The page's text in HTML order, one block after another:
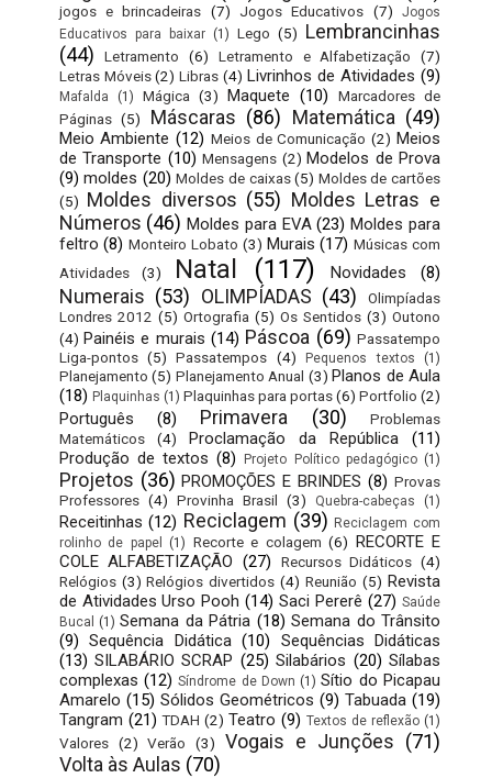
jogos e brincadeiras (7) Jogos Educativos (7)
Jogos
Educativos para baixar (1) Lego (5) Lembrancinhas
(44)
Letramento (6) Letramento e Alfabetização
(7)
Letras Móveis (2) Libras (4) Livrinhos de Atividades (9)
Mafalda (1) Mágica (3) Maquete (10)
Marcadores de
Páginas (5) Máscaras (86) Matemática (49)
Meio Ambiente (12) Meios de Comunicação (2) Meios
de Transporte (10) Mensagens (2) Modelos de Prova
(9) moldes (20) Moldes de caixas (5) Moldes de cartões
(5) Moldes diversos (55) Moldes Letras e
Números (46) Moldes para EVA (23) Moldes para
feltro (8) Monteiro Lobato (3) Murais (17) Músicas com
Atividades
(3) Natal (117) Novidades (8)
Numerais (53) OLIMPÍADAS (43)
Olimpíadas
Londres 2012 (5) Ortografia (5) Os Sentidos (3) Outono
(4) Painéis e murais (14) Páscoa (69) Passatempo
Liga-pontos (5) Passatempos (4) Pequenos textos (1)
Planejamento (5) Planejamento Anual (3) Planos de Aula
(18) Plaquinhas (1) Plaquinhas para portas(6) Portfolio (2)
Português (8) Primavera (30)
Problemas
Matemáticos
(4) Proclamação da República
(11)
Produção de textos (8) Projeto Político pedagógico (1)
Projetos (36) PROMOÇÕES E BRINDES (8) Provas
Professores (4) Provinha Brasil (3) Quebra-cabeças (1)
Receitinhas (12) Reciclagem (39) Reciclagem com
rolinho de papel
(1) Recorte e colagem (6)
RECORTE E
COLE ALFABETIZAÇÃO (27) Recursos Didáticos (4)
Relógios (3) Relógios divertidos (4) Reunião (5) Revista
de Atividades Urso Pooh (14) Saci Pererê (27) Saúde
Bucal
(1) Semana da Pátria (18) Semana do Trânsito
(9) Sequência Didática (10)
Sequências Didáticas
(13) SILABÁRIO SCRAP (25) Silabários (20) Sílabas
complexas (12) Síndrome de Down (1) Sítio do Picapau
Amarelo (15) Sólidos Geométricos (9) Tabuada (19)
Tangram (21) TDAH (2) Teatro (9) Textos de reflexão (1)
Valores (2) Verão (3) Vogais e Junções (71)
Volta às Aulas (70)